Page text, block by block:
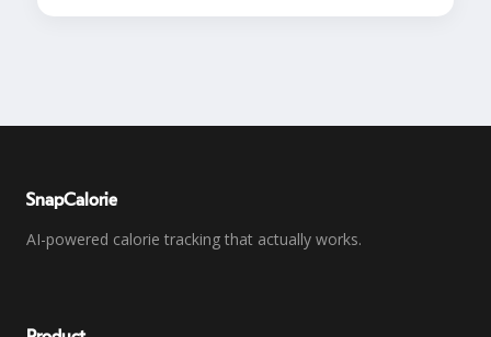
SnapCalorie
AI-powered calorie tracking that actually works.